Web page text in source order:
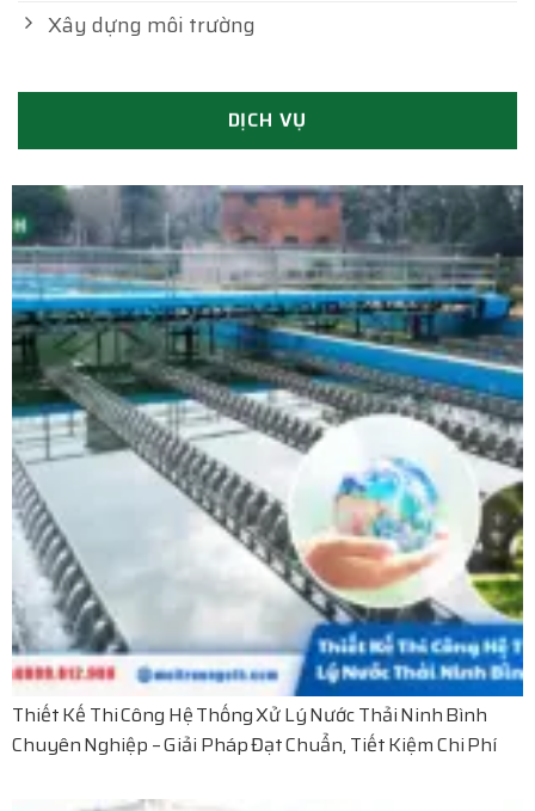
Xây dựng môi trường
DỊCH VỤ
Thiết Kế Thi Công Hệ Thống Xử Lý Nước Thải Ninh Bình
Chuyên Nghiệp – Giải Pháp Đạt Chuẩn, Tiết Kiệm Chi Phí